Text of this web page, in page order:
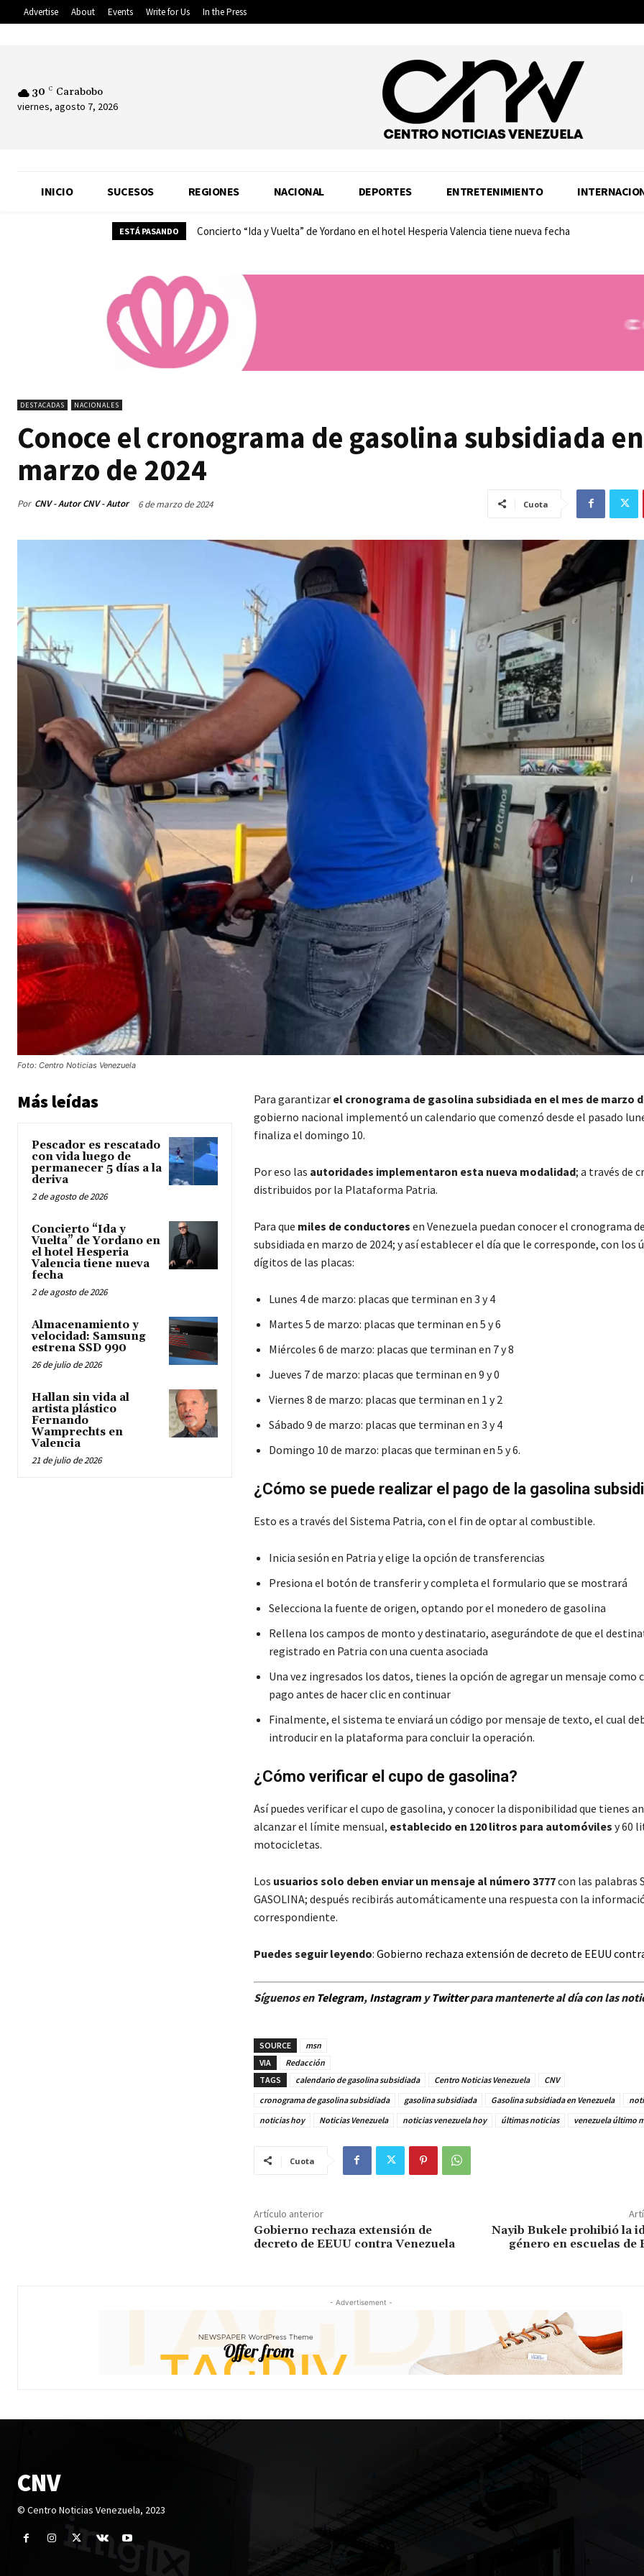
Advertise About Events Write for Us In the Press
30 C Carabobo
viernes, agosto 7, 2026
INICIO SUCESOS REGIONES NACIONAL DEPORTES ENTRETENIMIENTO
ESTÁ PASANDO Concierto “Ida y Vuelta” de Yordano en el hotel Hesperia Valencia tiene nueva fecha
DESTACADAS NACIONALES
Conoce el cronograma de gasolina subsidiada en
marzo de 2024
Por CNV - Autor CNV - Autor 6 de marzo de 2024 Cuota
Foto: Centro Noticias Venezuela
Más leídas
Pescador es rescatado
con vida luego de
permanecer 5 días a la
deriva
2 de agosto de 2026
Concierto “Ida y
Vuelta” de Yordano en
el hotel Hesperia
Valencia tiene nueva
fecha
2 de agosto de 2026
Almacenamiento y
velocidad: Samsung
estrena SSD 990
26 de julio de 2026
Hallan sin vida al
artista plástico
Fernando
Wamprechts en
Valencia
21 de julio de 2026
Para garantizar el cronograma de gasolina subsidiada en el mes de marzo
gobierno nacional implementó un calendario que comenzó desde el pasado
finaliza el domingo 10.
Por eso las autoridades implementaron esta nueva modalidad; a través de
distribuidos por la Plataforma Patria.
Para que miles de conductores en Venezuela puedan conocer el cronograma
subsidiada en marzo de 2024; y así establecer el día que le corresponde, con los
dígitos de las placas:
Lunes 4 de marzo: placas que terminan en 3 y 4
Martes 5 de marzo: placas que terminan en 5 y 6
Miércoles 6 de marzo: placas que terminan en 7 y 8
Jueves 7 de marzo: placas que terminan en 9 y 0
Viernes 8 de marzo: placas que terminan en 1 y 2
Sábado 9 de marzo: placas que terminan en 3 y 4
Domingo 10 de marzo: placas que terminan en 5 y 6.
¿Cómo se puede realizar el pago de la gasolina
Esto es a través del Sistema Patria, con el fin de optar al combustible.
Inicia sesión en Patria y elige la opción de transferencias
Presiona el botón de transferir y completa el formulario que se mostrará
Selecciona la fuente de origen, optando por el monedero de gasolina
Rellena los campos de monto y destinatario, asegurándote de que el
registrado en Patria con una cuenta asociada
Una vez ingresados los datos, tienes la opción de agregar un mensaje como
pago antes de hacer clic en continuar
Finalmente, el sistema te enviará un código por mensaje de texto, el cual
introducir en la plataforma para concluir la operación.
¿Cómo verificar el cupo de gasolina?
Así puedes verificar el cupo de gasolina, y conocer la disponibilidad que tienes
alcanzar el límite mensual, establecido en 120 litros para automóviles y 60
motocicletas.
Los usuarios solo deben enviar un mensaje al número 3777con las palabras
GASOLINA; después recibirás automáticamente una respuesta con la
correspondiente.
Puedes seguir leyendo: Gobierno rechaza extensión de decreto de EEUU
Síguenos en Telegram, InstagramyTwitterpara mantenerte al día con las
SOURCE
msn
VIA
Redacción
TAGS
calendario de gasolina subsidiada Centro Noticias Venezuela
CNV
cronograma de gasolina subsidiada
gasolina subsidiada Gasolina subsidiada en Venezuela
noticias hoy
Noticias Venezuela noticias venezuela hoy últimas noticias venezuela último
Cuota
Artículo anterior
Gobierno rechaza extensión de
decreto de EEUU contra Venezuela
Nayib Bukele prohibió la
género en escuelas de
- Advertisement -
CNV
© Centro Noticias Venezuela, 2023